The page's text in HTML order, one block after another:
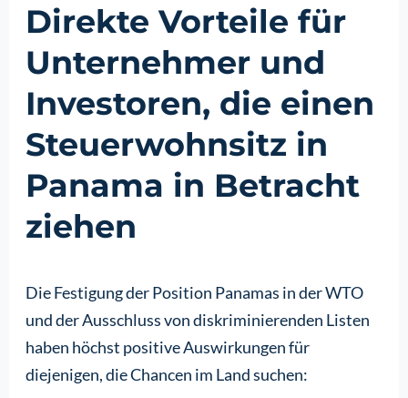
Direkte Vorteile für
Unternehmer und
Investoren, die einen
Steuerwohnsitz in
Panama in Betracht
ziehen
Die Festigung der Position Panamas in der WTO
und der Ausschluss von diskriminierenden Listen
haben höchst positive Auswirkungen für
diejenigen, die Chancen im Land suchen: